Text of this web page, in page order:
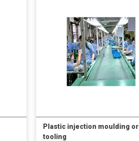
Plastic injection moulding or
tooling